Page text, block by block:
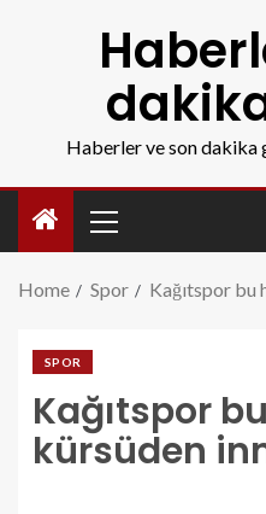
Haberler ve son dakika
Home Spor Kağıtspor bu
SPOR
Kağıtspor
kürsüden